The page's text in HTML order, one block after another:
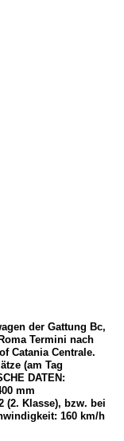
der Gattung Bc,
Termini nach
Catania Centrale.
(am Tag
DATEN:
mm
(2. Klasse), bzw. bei
160 km/h